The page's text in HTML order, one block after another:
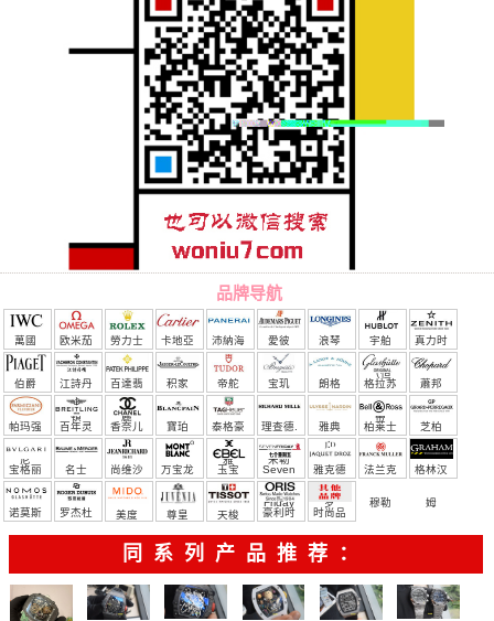
品牌导航
萬國 欧米茄 勞力士 卡地亞 沛納海 愛彼 浪琴 宇舶
（恒
宝）
真力时
伯爵 江詩丹
頓
百達翡
麗
积家 帝舵 宝玑 朗格 格拉苏
蒂
蕭邦
帕玛强
尼
百年灵 香奈儿 寶珀 泰格豪
雅
理查德.
米勒
雅典 柏莱士 芝柏
宝格丽 名士 尚维沙 万宝龙 玉宝 Seven
Friday
雅克德
罗
法兰克
穆勒
格林汉
姆
诺莫斯
罗杰杜 美度 尊皇 天梭 豪利时 时尚品
牌/原单
同系列产品推荐：